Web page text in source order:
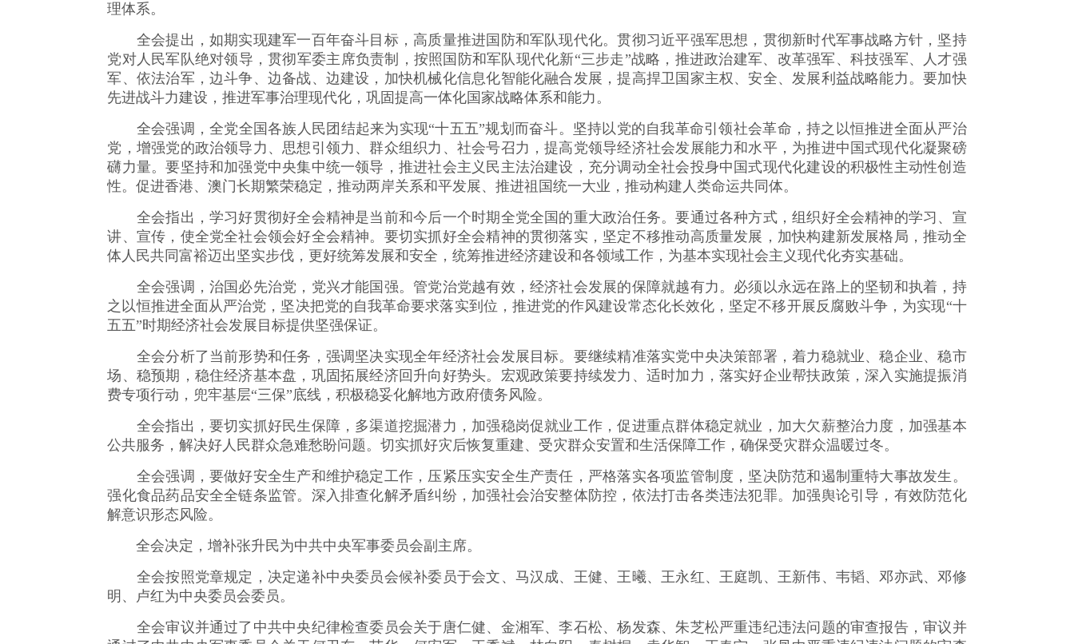
理体系。
全会提出，如期实现建军一百年奋斗目标，高质量推进国防和军队现代化。贯彻习近平强军思想，贯彻新时代军事战略方针，坚持
党对人民军队绝对领导，贯彻军委主席负责制，按照国防和军队现代化新“三步走”战略，推进政治建军、改革强军、科技强军、人才强
军、依法治军，边斗争、边备战、边建设，加快机械化信息化智能化融合发展，提高捍卫国家主权、安全、发展利益战略能力。要加快
先进战斗力建设，推进军事治理现代化，巩固提高一体化国家战略体系和能力。
全会强调，全党全国各族人民团结起来为实现“十五五”规划而奋斗。坚持以党的自我革命引领社会革命，持之以恒推进全面从严治
党，增强党的政治领导力、思想引领力、群众组织力、社会号召力，提高党领导经济社会发展能力和水平，为推进中国式现代化凝聚磅
礴力量。要坚持和加强党中央集中统一领导，推进社会主义民主法治建设，充分调动全社会投身中国式现代化建设的积极性主动性创造
性。促进香港、澳门长期繁荣稳定，推动两岸关系和平发展、推进祖国统一大业，推动构建人类命运共同体。
全会指出，学习好贯彻好全会精神是当前和今后一个时期全党全国的重大政治任务。要通过各种方式，组织好全会精神的学习、宣
讲、宣传，使全党全社会领会好全会精神。要切实抓好全会精神的贯彻落实，坚定不移推动高质量发展，加快构建新发展格局，推动全
体人民共同富裕迈出坚实步伐，更好统筹发展和安全，统筹推进经济建设和各领域工作，为基本实现社会主义现代化夯实基础。
全会强调，治国必先治党，党兴才能国强。管党治党越有效，经济社会发展的保障就越有力。必须以永远在路上的坚韧和执着，持
之以恒推进全面从严治党，坚决把党的自我革命要求落实到位，推进党的作风建设常态化长效化，坚定不移开展反腐败斗争，为实现“十
五五”时期经济社会发展目标提供坚强保证。
全会分析了当前形势和任务，强调坚决实现全年经济社会发展目标。要继续精准落实党中央决策部署，着力稳就业、稳企业、稳市
场、稳预期，稳住经济基本盘，巩固拓展经济回升向好势头。宏观政策要持续发力、适时加力，落实好企业帮扶政策，深入实施提振消
费专项行动，兜牢基层“三保”底线，积极稳妥化解地方政府债务风险。
全会指出，要切实抓好民生保障，多渠道挖掘潜力，加强稳岗促就业工作，促进重点群体稳定就业，加大欠薪整治力度，加强基本
公共服务，解决好人民群众急难愁盼问题。切实抓好灾后恢复重建、受灾群众安置和生活保障工作，确保受灾群众温暖过冬。
全会强调，要做好安全生产和维护稳定工作，压紧压实安全生产责任，严格落实各项监管制度，坚决防范和遏制重特大事故发生。
强化食品药品安全全链条监管。深入排查化解矛盾纠纷，加强社会治安整体防控，依法打击各类违法犯罪。加强舆论引导，有效防范化
解意识形态风险。
全会决定，增补张升民为中共中央军事委员会副主席。
全会按照党章规定，决定递补中央委员会候补委员于会文、马汉成、王健、王曦、王永红、王庭凯、王新伟、韦韬、邓亦武、邓修
明、卢红为中央委员会委员。
全会审议并通过了中共中央纪律检查委员会关于唐仁健、金湘军、李石松、杨发森、朱芝松严重违纪违法问题的审查报告，审议并